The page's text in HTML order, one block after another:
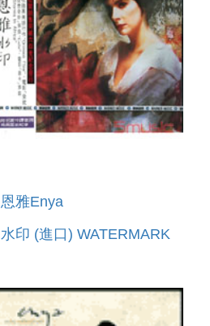
恩雅Enya
水印 (進口) WATERMARK